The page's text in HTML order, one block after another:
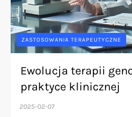
ZASTOSOWANIA TERAPEUTYCZNE
Ewolucja terapii
praktyce klinicznej